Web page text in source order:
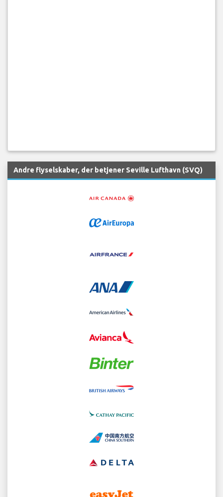
Andre flyselskaber, der betjener Seville Lufthavn (SVQ)